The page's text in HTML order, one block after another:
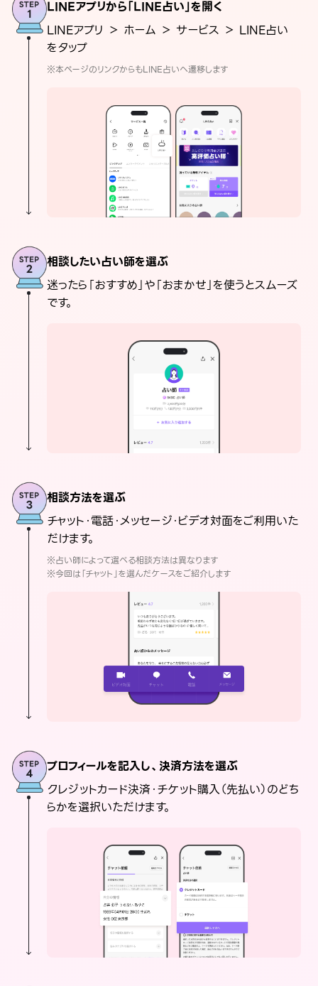
LINEアプリから「LINE占い」を開く
LINEアプリ ＞ ホーム ＞ サービス ＞ LINE占い
をタップ
※本ページのリンクからもLINE占いへ遷移します
相談したい占い師を選ぶ
迷ったら「おすすめ」や「おまかせ」を使うとスムーズ
です。
相談方法を選ぶ
チャット・電話・メッセージ・ビデオ対面をご利用いた
だけます。
※占い師によって選べる相談方法は異なります
※今回は「チャット」を選んだケースをご紹介します
プロフィールを記入し、決済方法を選ぶ
クレジットカード決済・チケット購入（先払い）のどち
らかを選択いただけます。